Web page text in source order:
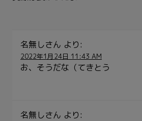
名無しさん より:
2022年1月24日 11:43 AM
お、そうだな（てきとう
名無しさん より: